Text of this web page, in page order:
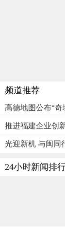
频道推荐
高德地图公布“
推进福建企业创
光迎新机 与闽同
24小时新闻排